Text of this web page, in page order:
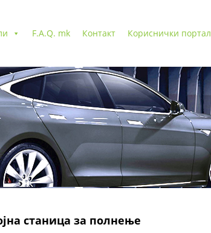
F.A.Q. mk Контакт Кориснички портал
станица за полнење